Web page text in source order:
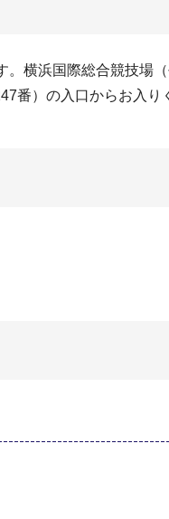
横浜国際総合競技場
番）の入口からお入り